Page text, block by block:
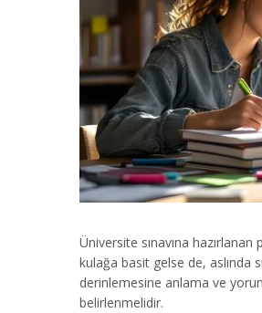
Üniversite sınavına hazırlanan
kulağa basit gelse de, aslında
derinlemesine anlama ve
belirlenmelidir.